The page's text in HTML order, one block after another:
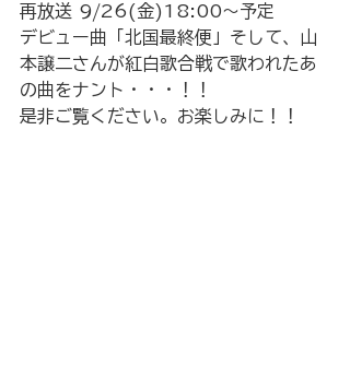
再放送 9/26(金)18:00〜予定
デビュー曲「北国最終便」そして、山
本譲二さんが紅白歌合戦で歌われたあ
の曲をナント・・・！！
是非ご覧ください。お楽しみに！！